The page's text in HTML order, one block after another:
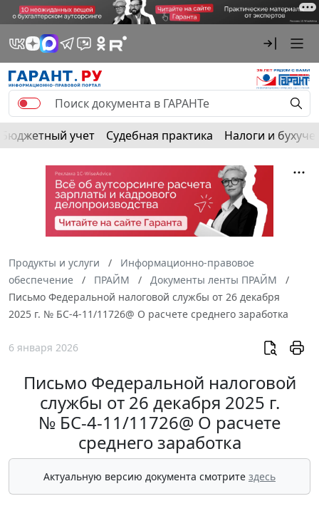
Бюджетный учет Судебная практика Налоги и
Продукты и услуги
Информационно-правовое
обеспечение
ПРАЙМ
Документы ленты ПРАЙМ
Письмо Федеральной налоговой службы от 26 декабря
2025 г. № БС-4-11/11726@ О расчете среднего заработка
6 января 2026
Письмо Федеральной налоговой
службы от 26 декабря 2025 г.
№ БС-4-11/11726@ О расчете
среднего заработка
Актуальную версию документа смотрите здесь